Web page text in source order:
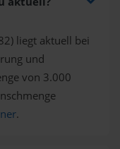
liegt aktuell bei
und
von 3.000
.